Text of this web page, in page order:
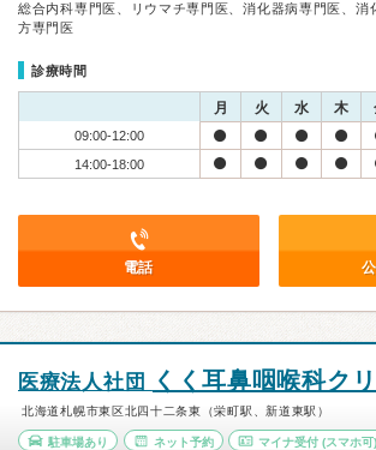
総合内科専門医、リウマチ専門医、消化器病専門医、消
方専門医
診療時間
月 火 水 木
09:00-12:00
14:00-18:00
電話
医療法人社団 くく耳鼻咽喉科ク
北海道札幌市東区北四十二条東（栄町駅、新道東駅）
駐車場あり ネット予約 マイナ受付 (スマホ可)